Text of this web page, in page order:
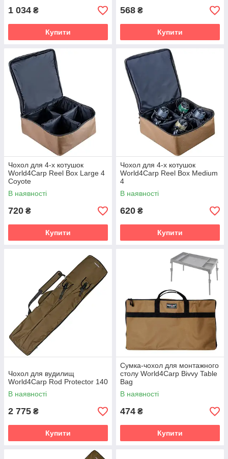
1 034 ₴
Купити
568 ₴
Купити
Чохол для 4-х котушок
World4Carp Reel Box Large 4
Coyote
В наявності
720 ₴
Купити
Чохол для 4-х котушок
World4Carp Reel Box Medium
4
В наявності
620 ₴
Купити
Чохол для вудилищ
World4Carp Rod Protector 140
В наявності
2 775 ₴
Купити
Сумка-чохол для монтажного
столу World4Carp Bivvy Table
Bag
В наявності
474 ₴
Купити